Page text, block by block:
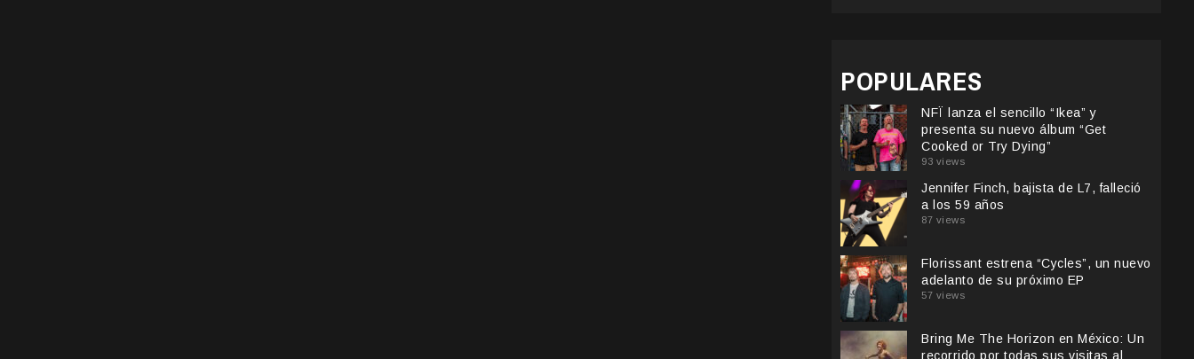
POPULARES
NFÏ lanza el sencillo “Ikea” y
presenta su nuevo álbum “Get
Cooked or Try Dying”
93 views
Jennifer Finch, bajista de L7, falleció
a los 59 años
87 views
Florissant estrena “Cycles”, un nuevo
adelanto de su próximo EP
57 views
Bring Me The Horizon en México: Un
recorrido por todas sus visitas al